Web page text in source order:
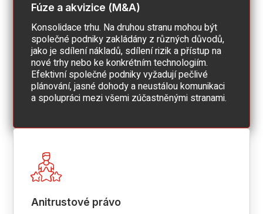
Fúze a akvizice (M&A)
Konsolidace trhu. Na druhou stranu mohou být
společné podniky zakládány z různých důvodů,
jako je sdílení nákladů, sdílení rizik a přístup na
nové trhy nebo ke konkrétním technologiím.
Efektivní společné podniky vyžadují pečlivé
plánování, jasné dohody a neustálou komunikaci
a spolupráci mezi všemi zúčastněnými stranami.
Anitrustové právo